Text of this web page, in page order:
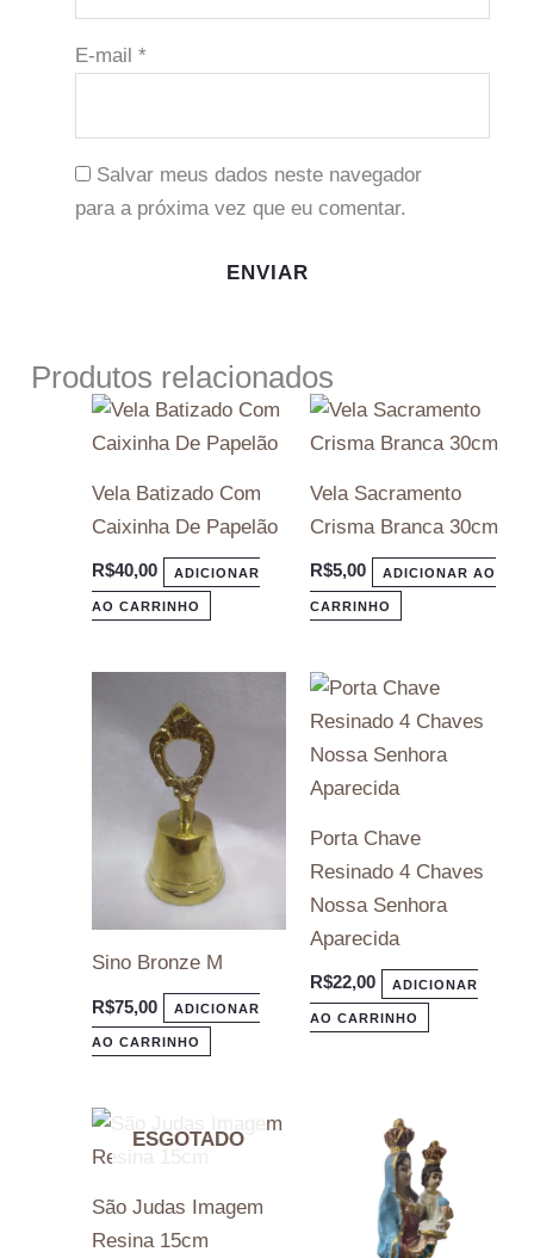
E-mail *
Salvar meus dados neste navegador
para a próxima vez que eu comentar.
Produtos relacionados
Vela Batizado Com
Caixinha De Papelão
R$40,00 ADICIONAR
AO CARRINHO
Vela Sacramento
Crisma Branca 30cm
R$5,00 ADICIONAR AO
CARRINHO
Sino Bronze M
R$75,00 ADICIONAR
AO CARRINHO
Porta Chave
Resinado 4 Chaves
Nossa Senhora
Aparecida
R$22,00 ADICIONAR
AO CARRINHO
ESGOTADO
São Judas Imagem
Resina 15cm